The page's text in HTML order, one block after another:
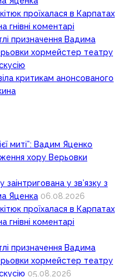
проїхалася в Карпатах
гнівні коментарі
призначення Вадима
хормейстер театру
критикам анонсованого
миті”: Вадим Яценко
хору Верьовки
у зв’язку з
Яценка 06.08.2026
проїхалася в Карпатах
гнівні коментарі
призначення Вадима
хормейстер театру
05.08.2026